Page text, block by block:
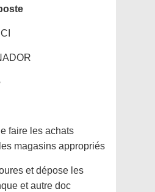
CI
faire les achats
magasins appropriés
et dépose les
et autre doc